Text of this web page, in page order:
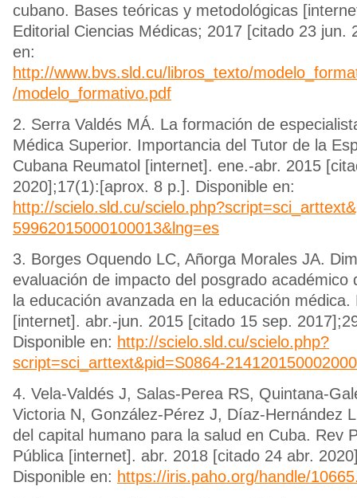
cubano. Bases teóricas y metodológicas
Editorial Ciencias Médicas; 2017 [citado 23 jun.
en:
http://www.bvs.sld.cu/libros_texto/
/modelo_formativo.pdf
2. Serra Valdés MÁ. La formación de
Médica Superior. Importancia del Tutor de la
Cubana Reumatol [internet]. ene.-abr. 2015
2020];17(1):[aprox. 8 p.]. Disponible en:
http://scielo.sld.cu/
59962015000100013&lng=es
3. Borges Oquendo LC, Añorga Morales JA.
evaluación de impacto del posgrado académico
la educación avanzada en la educación
[internet]. abr.-jun. 2015 [citado 15 sep.
Disponible en: http://scielo.sld.cu/scielo.php?
script=sci_arttext&pid=S0864-
4. Vela-Valdés J, Salas-Perea RS, Quintana-
Victoria N, González-Pérez J, Díaz-Hernández
del capital humano para la salud en Cuba. Rev
Pública [internet]. abr. 2018 [citado 24 abr.
Disponible en: https://iris.paho.org/handle/